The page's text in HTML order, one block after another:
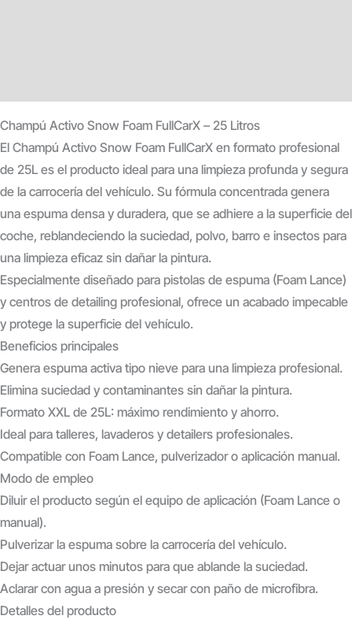
Champú Activo Snow Foam FullCarX – 25 Litros
El Champú Activo Snow Foam FullCarX en formato profesional
de 25L es el producto ideal para una limpieza profunda y segura
de la carrocería del vehículo. Su fórmula concentrada genera
una espuma densa y duradera, que se adhiere a la superficie del
coche, reblandeciendo la suciedad, polvo, barro e insectos para
una limpieza eficaz sin dañar la pintura.
Especialmente diseñado para pistolas de espuma (Foam Lance)
y centros de detailing profesional, ofrece un acabado impecable
y protege la superficie del vehículo.
Beneficios principales
Genera espuma activa tipo nieve para una limpieza profesional.
Elimina suciedad y contaminantes sin dañar la pintura.
Formato XXL de 25L: máximo rendimiento y ahorro.
Ideal para talleres, lavaderos y detailers profesionales.
Compatible con Foam Lance, pulverizador o aplicación manual.
Modo de empleo
Diluir el producto según el equipo de aplicación (Foam Lance o
manual).
Pulverizar la espuma sobre la carrocería del vehículo.
Dejar actuar unos minutos para que ablande la suciedad.
Aclarar con agua a presión y secar con paño de microfibra.
Detalles del producto